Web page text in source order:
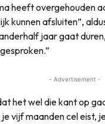
heeft overgehouden
kunnen afsluiten”,
jaar gaat
- Advertisement -
het wel die kant op
vijf maanden cel eist,